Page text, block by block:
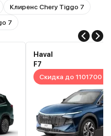
Клиренс Chery Tiggo 7
7
Haval
F7
Скидка до 1101700 Р